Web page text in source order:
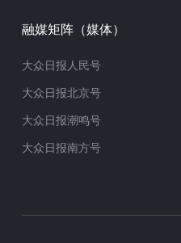
融媒矩阵（媒体）
大众日报人民号
大众日报北京号
大众日报潮鸣号
大众日报南方号